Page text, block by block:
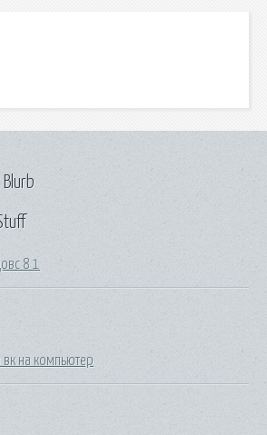
8 1
вк на компьютер